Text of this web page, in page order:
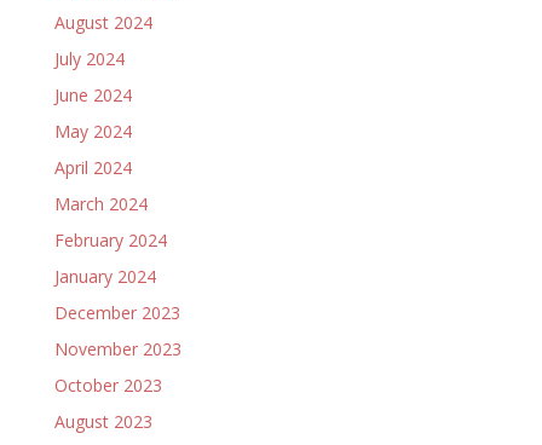
August 2024
July 2024
June 2024
May 2024
April 2024
March 2024
February 2024
January 2024
December 2023
November 2023
October 2023
August 2023